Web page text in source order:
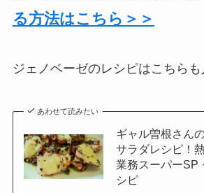
る方法はこちら＞＞
ジェノベーゼのレシピはこちらも
あわせて読みたい
ギャル曽根さん
サラダレシピ！
業務スーパーSP
シピ